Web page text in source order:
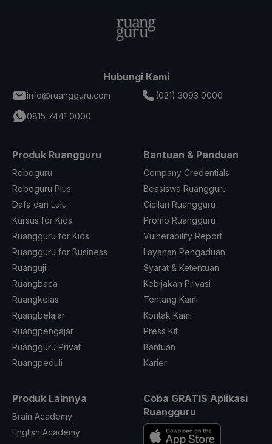
Hubungi Kami
info@ruangguru.com
(021) 3093 0000
0815 7441 0000
Produk Ruangguru
Roboguru
Roboguru Plus
Dafa dan Lulu
Kursus for Kids
Ruangguru for Kids
Ruangguru for Business
Ruanguji
Ruangbaca
Ruangkelas
Ruangbelajar
Ruangpengajar
Ruangguru Privat
Ruangpeduli
Bantuan & Panduan
Company Credentials
Beasiswa Ruangguru
Cicilan Ruangguru
Promo Ruangguru
Vulnerability Report
Layanan Pengaduan
Syarat & Ketentuan
Kebijakan Privasi
Tentang Kami
Kontak Kami
Press Kit
Bantuan
Karier
Produk Lainnya
Brain Academy
English Academy
Coba GRATIS Aplikasi
Ruangguru